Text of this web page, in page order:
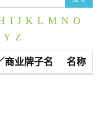
i
I J K L M N O
Y Z
商业牌子名 名称